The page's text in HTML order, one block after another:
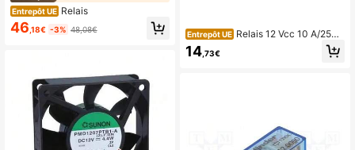
Entrepôt UE Relais
46 ,18€ -3% 48,08€
Entrepôt UE Relais 12 Vcc 10 A/250
V (1 unité) Omron G2rl-1a-12dc
14 ,73€